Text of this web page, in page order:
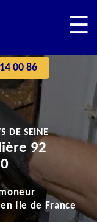
☰
00 86
DE SEINE
92
Ile de France